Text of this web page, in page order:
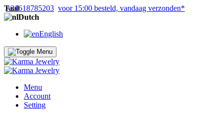
+31618785203 voor 15:00 besteld, vandaag verzonden*
Taal
Dutch
English
Menu
Account
Setting